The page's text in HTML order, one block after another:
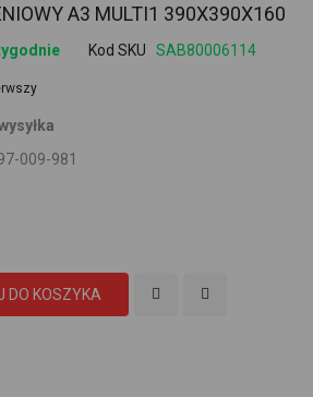
A3 MULTI1 390X390X160
Kod SKU SAB80006114
009-981
DO KOSZYKA